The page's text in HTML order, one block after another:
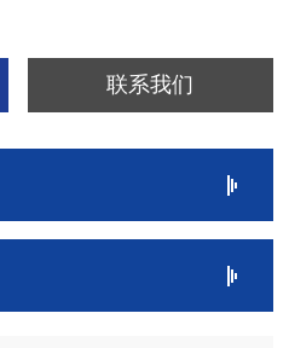
联系我们